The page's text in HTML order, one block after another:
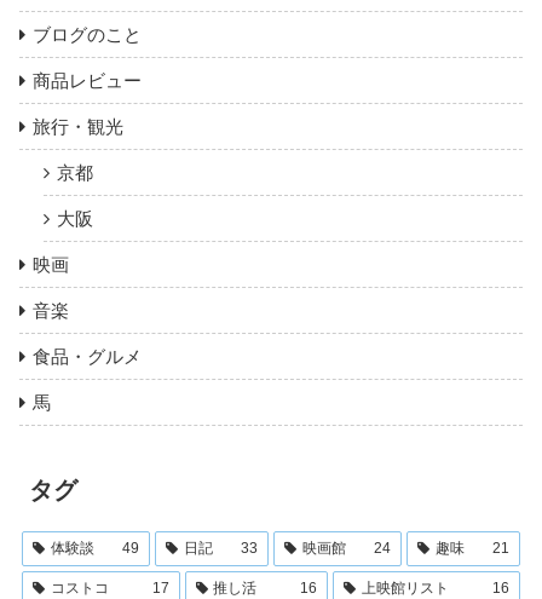
ブログのこと
商品レビュー
旅行・観光
京都
大阪
映画
音楽
食品・グルメ
馬
タグ
体験談 49 日記 33 映画館 24 趣味 21
コストコ 17 推し活 16 上映館リスト 16